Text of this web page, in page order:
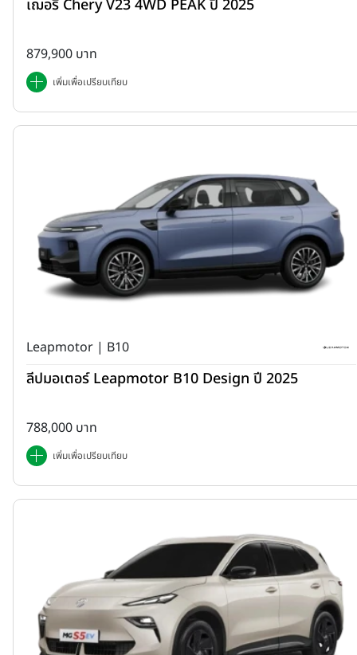
เฌอรี่ Chery V23 4WD PEAK ปี 2025
879,900 บาท
เพิ่มเพื่อเปรียบเทียบ
Leapmotor | B10
ลีปมอเตอร์ Leapmotor B10 Design ปี 2025
788,000 บาท
เพิ่มเพื่อเปรียบเทียบ